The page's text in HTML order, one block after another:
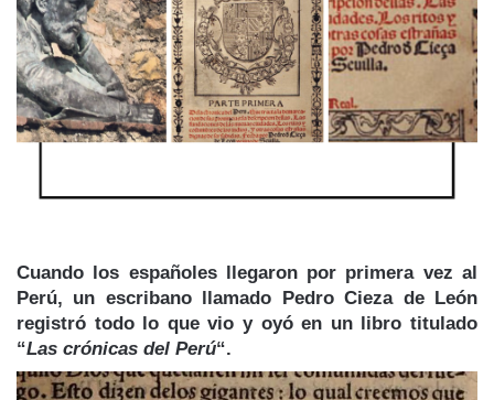
Cuando los españoles llegaron por primera vez al
Perú, un escribano llamado Pedro Cieza de León
registró todo lo que vio y oyó en un libro titulado
“Las crónicas del Perú“.